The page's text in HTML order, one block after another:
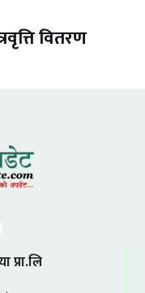
वितरण
प्रा.लि